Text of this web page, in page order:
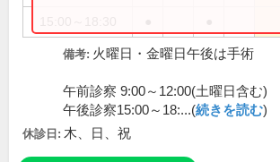
備考: 火曜日・金曜日午後は手術
午前診察 9:00～12:00(土曜日含む)
午後診察15:00～18:...(続きを読む)
休診日: 木、日、祝